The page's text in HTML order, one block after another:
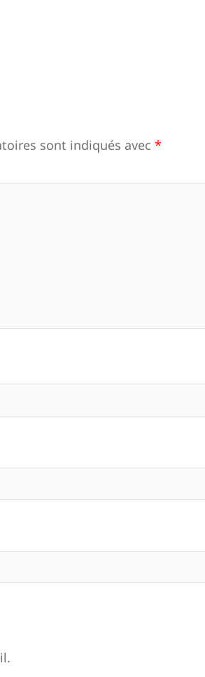
sont indiqués avec *